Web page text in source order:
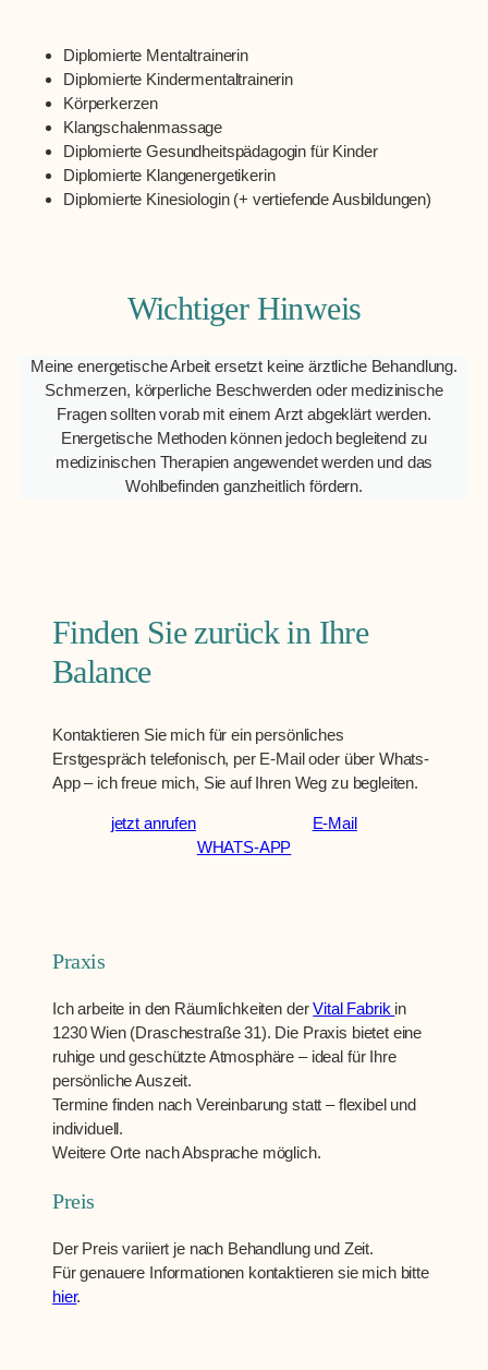
Diplomierte Mentaltrainerin
Diplomierte Kindermentaltrainerin
Körperkerzen
Klangschalenmassage
Diplomierte Gesundheitspädagogin für Kinder
Diplomierte Klangenergetikerin
Diplomierte Kinesiologin (+ vertiefende Ausbildungen)
Wichtiger Hinweis
Meine energetische Arbeit ersetzt keine ärztliche Behandlung.
Schmerzen, körperliche Beschwerden oder medizinische
Fragen sollten vorab mit einem Arzt abgeklärt werden.
Energetische Methoden können jedoch begleitend zu
medizinischen Therapien angewendet werden und das
Wohlbefinden ganzheitlich fördern.
Finden Sie zurück in Ihre
Balance
Kontaktieren Sie mich für ein persönliches
Erstgespräch telefonisch, per E-Mail oder über Whats-
App – ich freue mich, Sie auf Ihren Weg zu begleiten.
jetzt anrufen
E-Mail
WHATS-APP
Praxis
Ich arbeite in den Räumlichkeiten derVital Fabrik in
1230 Wien (Draschestraße 31). Die Praxis bietet eine
ruhige und geschützte Atmosphäre – ideal für Ihre
persönliche Auszeit.
Termine finden nach Vereinbarung statt – flexibel und
individuell.
Weitere Orte nach Absprache möglich.
Preis
Der Preis variiert je nach Behandlung und Zeit.
Für genauere Informationen kontaktieren sie mich bitte
hier.